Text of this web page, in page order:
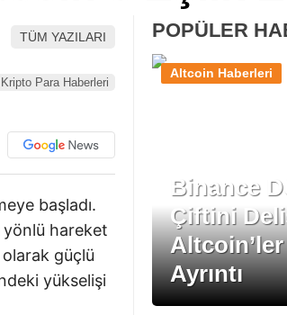
TÜM YAZILARI
Kripto Para Haberleri
başladı.
yönlü hareket
güçlü
yükselişi
POPÜLER
Binance
Çiftini
Ayrıntı
Altcoin Haberleri